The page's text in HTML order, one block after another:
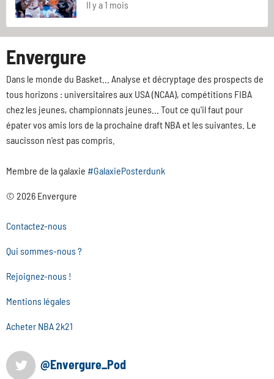
Il y a 1 mois
Envergure
Dans le monde du Basket... Analyse et décryptage des prospects de
tous horizons : universitaires aux USA (NCAA), compétitions FIBA
chez les jeunes, championnats jeunes... Tout ce qu'il faut pour
épater vos amis lors de la prochaine draft NBA et les suivantes. Le
saucisson n'est pas compris.
Membre de la galaxie #GalaxiePosterdunk
© 2026 Envergure
Contactez-nous
Qui sommes-nous ?
Rejoignez-nous !
Mentions légales
Acheter NBA 2k21
@Envergure_Pod